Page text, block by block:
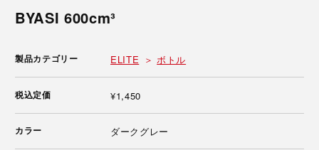
BYASI 600cm³
製品カテゴリー ELITE ボトル
税込定価 ¥1,450
カラー ダークグレー